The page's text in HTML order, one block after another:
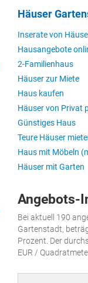
Häuser
Inserate von
Hausangebote
2-Familienhaus
Häuser zur Miete
Haus kaufen
Häuser von Privat
Günstiges Haus
Teure Häuser
Haus mit Möbeln
Häuser mit Garten
Angebots-
Bei aktuell 190
Gartenstadt,
Prozent. Der
EUR /